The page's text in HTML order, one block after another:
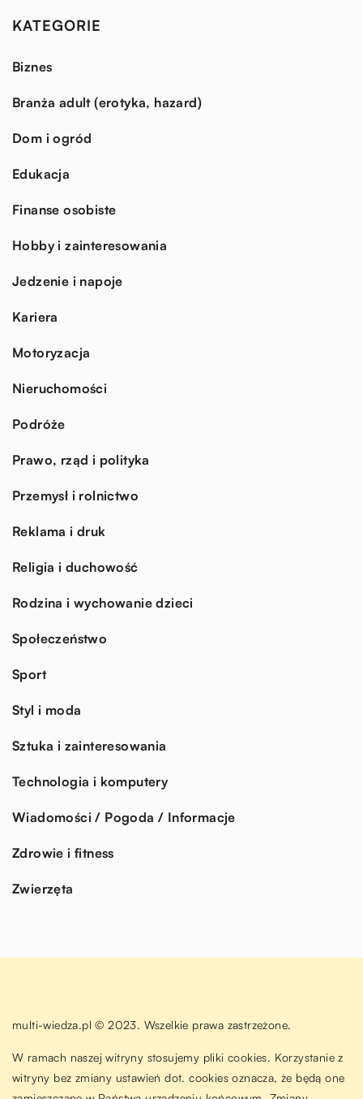
KATEGORIE
Biznes
Branża adult (erotyka, hazard)
Dom i ogród
Edukacja
Finanse osobiste
Hobby i zainteresowania
Jedzenie i napoje
Kariera
Motoryzacja
Nieruchomości
Podróże
Prawo, rząd i polityka
Przemysł i rolnictwo
Reklama i druk
Religia i duchowość
Rodzina i wychowanie dzieci
Społeczeństwo
Sport
Styl i moda
Sztuka i zainteresowania
Technologia i komputery
Wiadomości / Pogoda / Informacje
Zdrowie i fitness
Zwierzęta
multi-wiedza.pl © 2023. Wszelkie prawa zastrzeżone.
W ramach naszej witryny stosujemy pliki cookies. Korzystanie z
witryny bez zmiany ustawień dot. cookies oznacza, że będą one